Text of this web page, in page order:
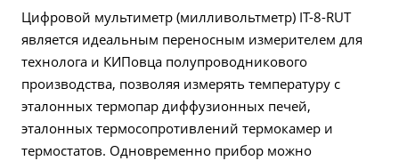
Цифровой мультиметр (милливольтметр) IT-8-RUT
является идеальным переносным измерителем для
технолога и КИПовца полупроводникового
производства, позволяя измерять температуру с
эталонных термопар диффузионных печей,
эталонных термосопротивлений термокамер и
термостатов. Одновременно прибор можно